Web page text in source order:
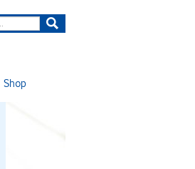
Shop